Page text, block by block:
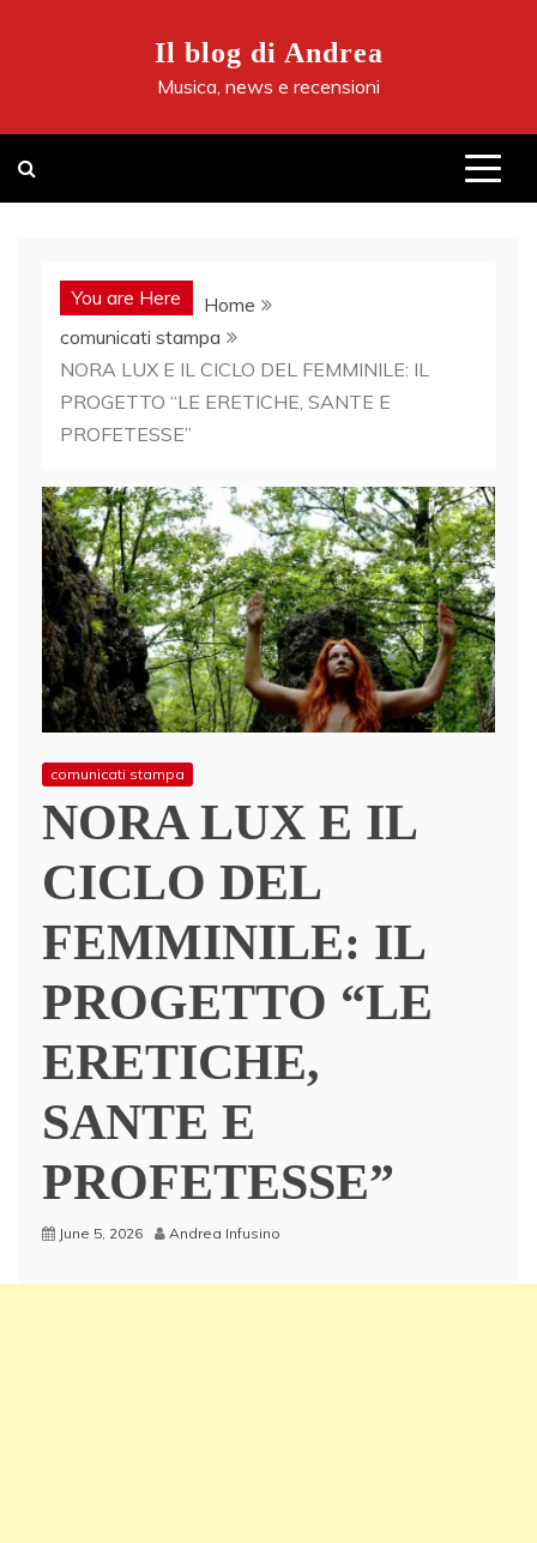
Il blog di Andrea
Musica, news e recensioni
You are Here
Home
comunicati stampa
NORA LUX E IL CICLO DEL FEMMINILE: IL
PROGETTO “LE ERETICHE, SANTE E
PROFETESSE”
comunicati stampa
NORA LUX E IL
CICLO DEL
FEMMINILE: IL
PROGETTO “LE
ERETICHE,
SANTE E
PROFETESSE”
June 5, 2026 Andrea Infusino